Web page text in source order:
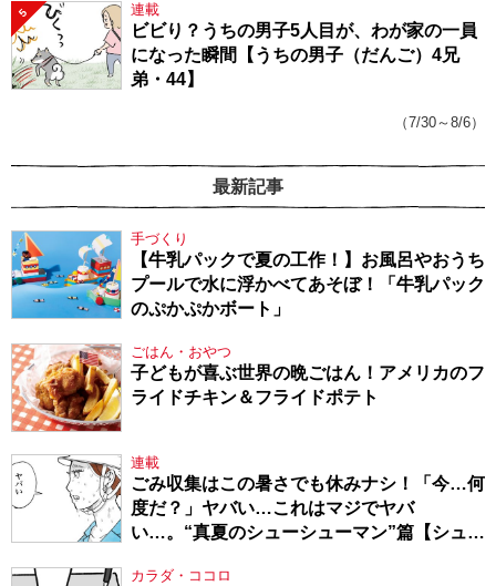
5 連載
ビビり？うちの男子5人目が、わが家の一員
になった瞬間【うちの男子（だんご）4兄
弟・44】
（7/30～8/6）
最新記事
手づくり
【牛乳パックで夏の工作！】お風呂やおうち
プールで水に浮かべてあそぼ！「牛乳パック
のぷかぷかボート」
ごはん・おやつ
子どもが喜ぶ世界の晩ごはん！アメリカのフ
ライドチキン＆フライドポテト
連載
ごみ収集はこの暑さでも休みナシ！「今…何
度だ？」ヤバい…これはマジでヤバ
い…。“真夏のシューシューマン”篇【シュー
カラダ・ココロ